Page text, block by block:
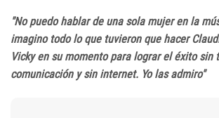
"No puedo hablar de una sola mujer en la
imagino todo lo que tuvieron que hacer
Vicky en su momento para lograr el éxito sin
comunicación y sin internet. Yo las admiro"